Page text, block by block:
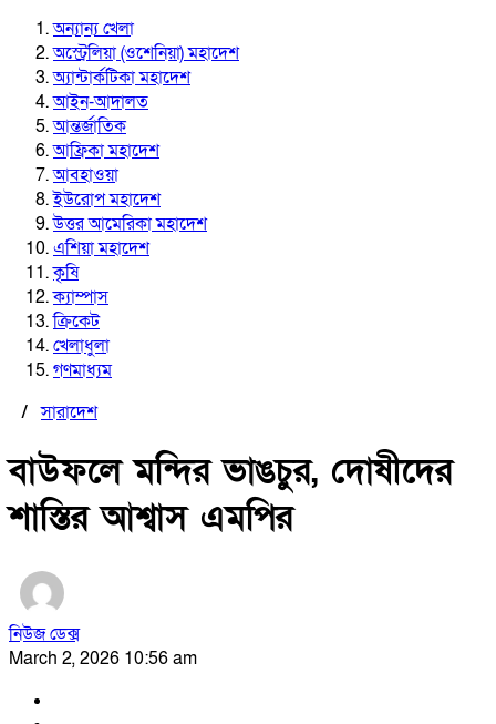
অন্যান্য খেলা
অস্ট্রেলিয়া (ওশেনিয়া) মহাদেশ
অ্যান্টার্কটিকা মহাদেশ
আইন-আদালত
আন্তর্জাতিক
আফ্রিকা মহাদেশ
আবহাওয়া
ইউরোপ মহাদেশ
উত্তর আমেরিকা মহাদেশ
এশিয়া মহাদেশ
কৃষি
ক্যাম্পাস
ক্রিকেট
খেলাধুলা
গণমাধ্যম
/সারাদেশ
বাউফলে মন্দির ভাঙচুর, দোষীদের
শাস্তির আশ্বাস এমপির
নিউজ ডেক্স
March 2, 2026 10:56 am